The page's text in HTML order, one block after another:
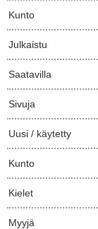
Kunto
Julkaistu
Saatavilla
Sivuja
Uusi / käytetty
Kunto
Kielet
Myyjä